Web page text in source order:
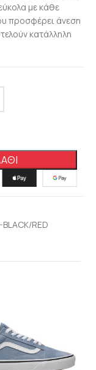
με κάθε
προσφέρει άνεση
κατάλληλη
RED